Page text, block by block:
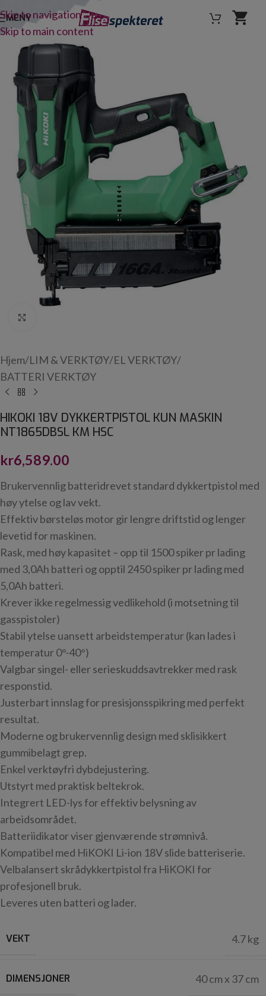
Skip to navigation
Skip to main content
MENY
Hjem/LIM & VERKTØY/EL VERKTØY/
BATTERI VERKTØY
HIKOKI 18V DYKKERTPISTOL KUN MASKIN
NT1865DBSL KM HSC
kr6,589.00
Brukervennlig batteridrevet standard dykkertpistol med
høy ytelse og lav vekt.
Effektiv børsteløs motor gir lengre driftstid og lenger
levetid for maskinen.
Rask, med høy kapasitet – opp til 1500 spiker pr lading
med 3,0Ah batteri og opptil 2450 spiker pr lading med
5,0Ah batteri.
Krever ikke regelmessig vedlikehold (i motsetning til
gasspistoler)
Stabil ytelse uansett arbeidstemperatur (kan lades i
temperatur 0°-40°)
Valgbar singel- eller serieskuddsavtrekker med rask
responstid.
Justerbart innslag for presisjonsspikring med perfekt
resultat.
Moderne og brukervennlig design med sklisikkert
gummibelagt grep.
Enkel verktøyfri dybdejustering.
Utstyrt med praktisk beltekrok.
Integrert LED-lys for effektiv belysning av
arbeidsområdet.
Batteriidikator viser gjenværende strømnivå.
Kompatibel med HiKOKI Li-ion 18V slide batteriserie.
Velbalansert skrådykkertpistol fra HiKOKI for
profesjonell bruk.
Leveres uten batteri og lader.
VEKT 4.7 kg
DIMENSJONER 40 cm x 37 cm